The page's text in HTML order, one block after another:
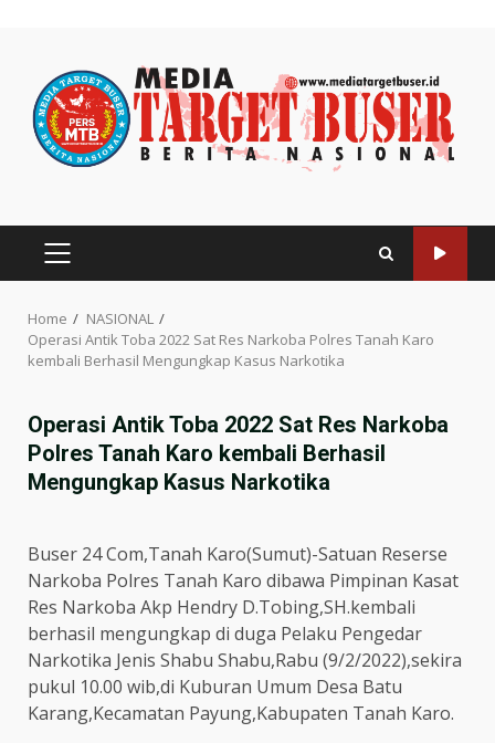
content
PRIMARY
Home
NASIONAL
Operasi Antik Toba 2022 Sat Res Narkoba Polres Tanah Karo
kembali Berhasil Mengungkap Kasus Narkotika
Operasi Antik Toba 2022 Sat Res Narkoba
Polres Tanah Karo kembali Berhasil
Mengungkap Kasus Narkotika
Buser 24 Com,Tanah Karo(Sumut)-Satuan Reserse
Narkoba Polres Tanah Karo dibawa Pimpinan Kasat
Res Narkoba Akp Hendry D.Tobing,SH.kembali
berhasil mengungkap di duga Pelaku Pengedar
Narkotika Jenis Shabu Shabu,Rabu (9/2/2022),sekira
pukul 10.00 wib,di Kuburan Umum Desa Batu
Karang,Kecamatan Payung,Kabupaten Tanah Karo.